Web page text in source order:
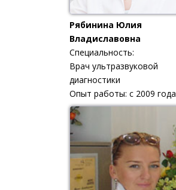
Рябинина Юлия
Владиславовна
Специальность:
Врач ультразвуковой
диагностики
Опыт работы: с 2009 года